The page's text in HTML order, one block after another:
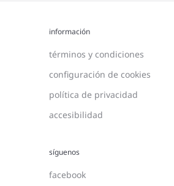
información
términos y condiciones
configuración de cookies
política de privacidad
accesibilidad
síguenos
facebook